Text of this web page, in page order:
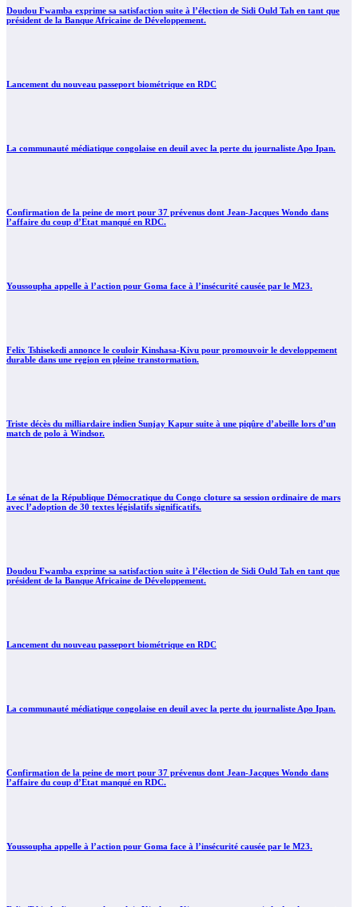
Doudou Fwamba exprime sa satisfaction suite à l’élection de Sidi Ould Tah en tant que
président de la Banque Africaine de Développement.
Lancement du nouveau passeport biométrique en RDC
La communauté médiatique congolaise en deuil avec la perte du journaliste Apo Ipan.
Confirmation de la peine de mort pour 37 prévenus dont Jean-Jacques Wondo dans
l’affaire du coup d’Etat manqué en RDC.
Youssoupha appelle à l’action pour Goma face à l’insécurité causée par le M23.
Felix Tshisekedi annonce le couloir Kinshasa-Kivu pour promouvoir le developpement
durable dans une region en pleine transtormation.
Triste décès du milliardaire indien Sunjay Kapur suite à une piqûre d’abeille lors d’un
match de polo à Windsor.
Le sénat de la République Démocratique du Congo cloture sa session ordinaire de mars
avec l’adoption de 30 textes législatifs significatifs.
Doudou Fwamba exprime sa satisfaction suite à l’élection de Sidi Ould Tah en tant que
président de la Banque Africaine de Développement.
Lancement du nouveau passeport biométrique en RDC
La communauté médiatique congolaise en deuil avec la perte du journaliste Apo Ipan.
Confirmation de la peine de mort pour 37 prévenus dont Jean-Jacques Wondo dans
l’affaire du coup d’Etat manqué en RDC.
Youssoupha appelle à l’action pour Goma face à l’insécurité causée par le M23.